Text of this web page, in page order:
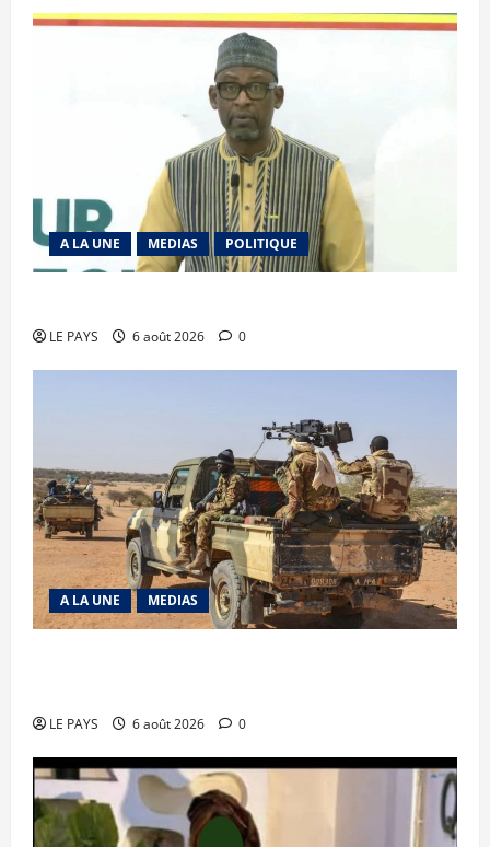
A LA UNE MEDIAS POLITIQUE
LE PAYS 6 août 2026 0
A LA UNE MEDIAS
LE PAYS 6 août 2026 0